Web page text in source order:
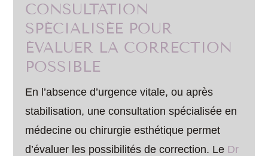
CONSULTATION
SPÉCIALISÉE POUR
ÉVALUER LA CORRECTION
POSSIBLE
En l’absence d’urgence vitale, ou après
stabilisation, une consultation spécialisée en
médecine ou chirurgie esthétique permet
d’évaluer les possibilités de correction. Le Dr